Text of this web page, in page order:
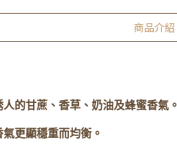
商品介紹
的甘蔗、香草、奶油及蜂蜜香氣。
更顯穩重而均衡。